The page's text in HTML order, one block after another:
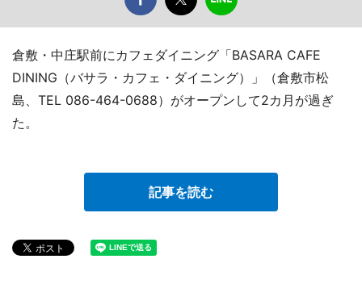
倉敷・中庄駅前にカフェダイニング「BASARA CAFE
DINING（バサラ・カフェ・ダイニング）」（倉敷市松
島、TEL 086-464-0688）がオープンして2カ月が過ぎ
た。
記事を読む